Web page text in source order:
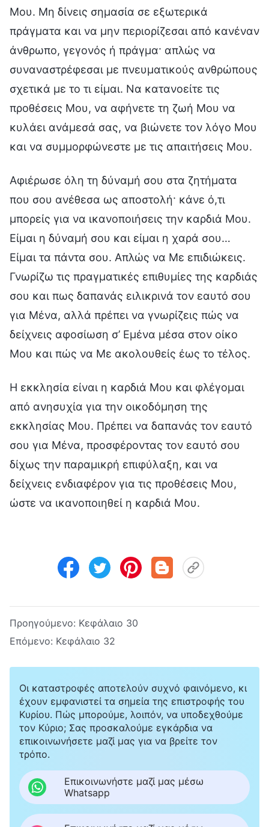
Μου. Μη δίνεις σημασία σε εξωτερικά
πράγματα και να μην περιορίζεσαι από κανέναν
άνθρωπο, γεγονός ή πράγμα· απλώς να
συναναστρέφεσαι με πνευματικούς ανθρώπους
σχετικά με το τι είμαι. Να κατανοείτε τις
προθέσεις Μου, να αφήνετε τη ζωή Μου να
κυλάει ανάμεσά σας, να βιώνετε τον λόγο Μου
και να συμμορφώνεστε με τις απαιτήσεις Μου.
Αφιέρωσε όλη τη δύναμή σου στα ζητήματα
που σου ανέθεσα ως αποστολή· κάνε ό,τι
μπορείς για να ικανοποιήσεις την καρδιά Μου.
Είμαι η δύναμή σου και είμαι η χαρά σου…
Είμαι τα πάντα σου. Απλώς να Με επιδιώκεις.
Γνωρίζω τις πραγματικές επιθυμίες της καρδιάς
σου και πως δαπανάς ειλικρινά τον εαυτό σου
για Μένα, αλλά πρέπει να γνωρίζεις πώς να
δείχνεις αφοσίωση σ’ Εμένα μέσα στον οίκο
Μου και πώς να Με ακολουθείς έως το τέλος.
Η εκκλησία είναι η καρδιά Μου και φλέγομαι
από ανησυχία για την οικοδόμηση της
εκκλησίας Μου. Πρέπει να δαπανάς τον εαυτό
σου για Μένα, προσφέροντας τον εαυτό σου
δίχως την παραμικρή επιφύλαξη, και να
δείχνεις ενδιαφέρον για τις προθέσεις Μου,
ώστε να ικανοποιηθεί η καρδιά Μου.
Προηγούμενο: Κεφάλαιο 30
Επόμενο: Κεφάλαιο 32
Οι καταστροφές αποτελούν συχνό φαινόμενο, κι
έχουν εμφανιστεί τα σημεία της επιστροφής του
Κυρίου. Πώς μπορούμε, λοιπόν, να υποδεχθούμε
τον Κύριο; Σας προσκαλούμε εγκάρδια να
επικοινωνήσετε μαζί μας για να βρείτε τον
τρόπο.
Επικοινωνήστε μαζί μας μέσω
Whatsapp